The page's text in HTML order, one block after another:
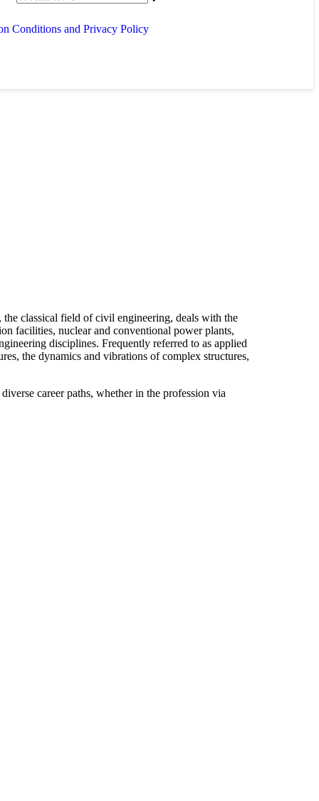
Conditions and Privacy Policy
classical field of civil engineering, deals with the
facilities, nuclear and conventional power plants,
disciplines. Frequently referred to as applied
the dynamics and vibrations of complex structures,
career paths, whether in the profession via